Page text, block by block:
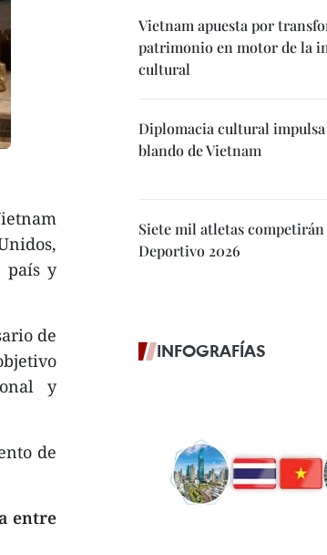
país y
de
y
de
entre
Vietnam apuesta por
patrimonio en motor de la
cultural
Diplomacia cultural
blando de Vietnam
Siete mil atletas competirán
Deportivo 2026
INFOGRAFÍAS